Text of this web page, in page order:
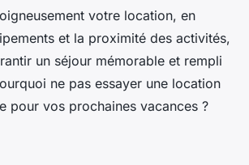
votre location, en
et la proximité des activités,
un séjour mémorable et rempli
ne pas essayer une location
pour vos prochaines vacances ?